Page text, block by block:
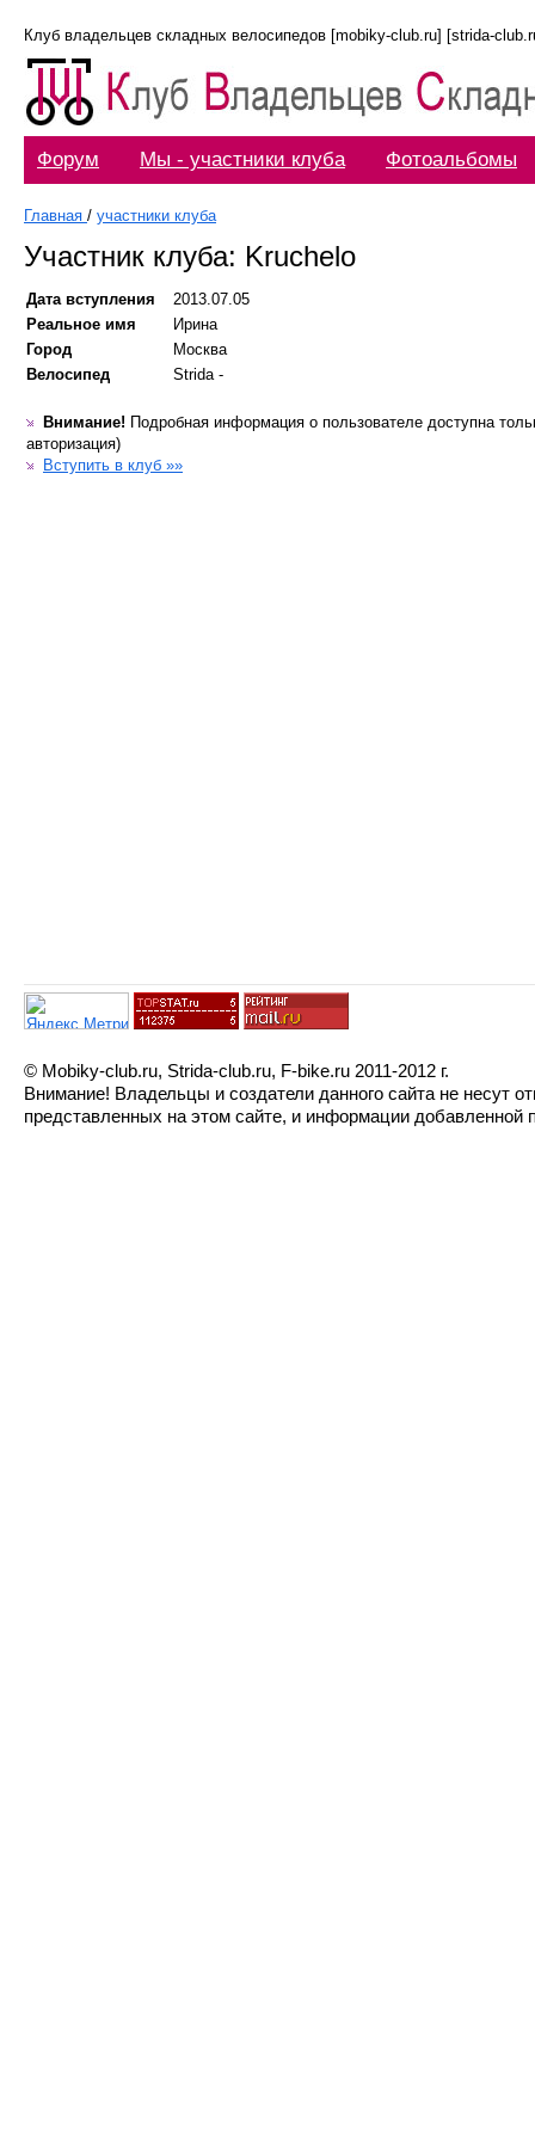
Клуб владельцев складных велосипедов [mobiky-club.ru] [strida-
Форум Мы - участники клуба Фотоальбомы
Главная / участники клуба
Участник клуба: Kruchelo
Дата вступления
2013.07.05
Реальное имя
Ирина
Город
Москва
Велосипед
Strida -
Внимание! Подробная информация о пользователе доступна
авторизация)
Вступить в клуб »»
© Mobiky-club.ru, Strida-club.ru, F-bike.ru 2011-2012 г.
Внимание! Владельцы и создатели данного сайта не несут
представленных на этом сайте, и информации добавленной